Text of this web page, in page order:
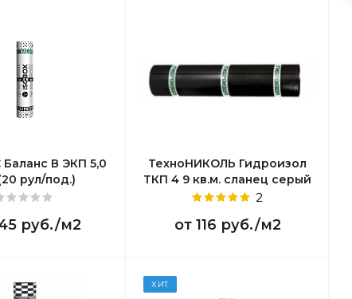
В ЭКП 5,0
рул/под.)
руб./м2
ТехноНИКОЛЬ Гидроизол
ТКП 4 9 кв.м. сланец серый
2
от 116 руб./м2
ХИТ